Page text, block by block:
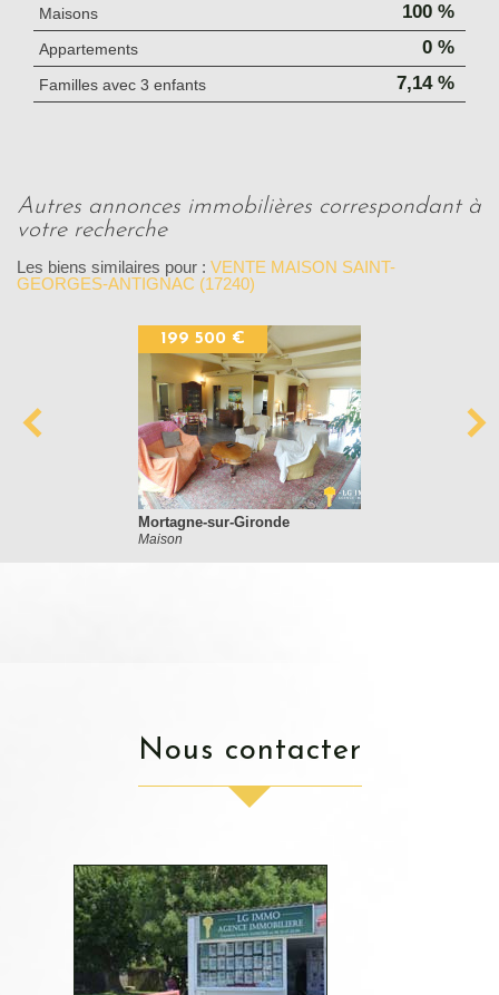
Maisons 100 %
Appartements 0 %
Familles avec 3 enfants 7,14 %
autres annonces immobilières correspondant à
votre recherche
Les biens similaires pour : VENTE MAISON SAINT-
GEORGES-ANTIGNAC (17240)
199 500 €
Mortagne-sur-Gironde
Maison
nous contacter